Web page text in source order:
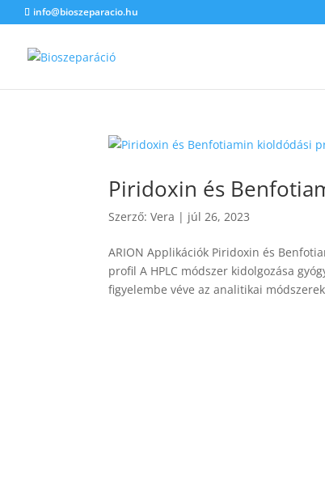
info@bioszeparacio.hu
Piridoxin és
Szerző:Vera | júl 26, 2023
ARION Applikációk Piridoxin és
profil A HPLC módszer kidolgozása
figyelembe véve az analitikai